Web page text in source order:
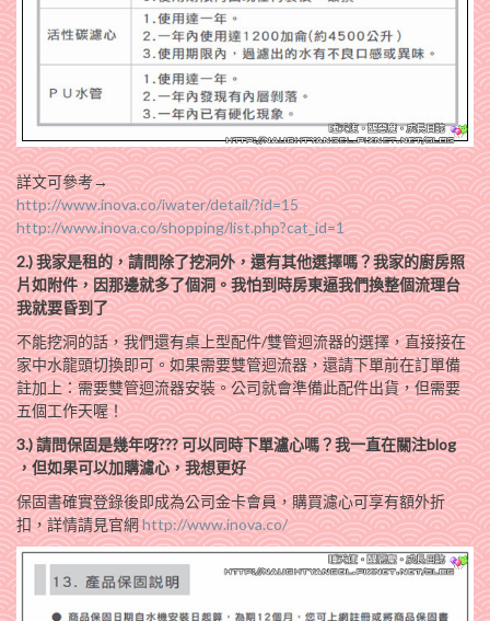
詳文可參考→
http://www.inova.co/iwater/detail/?id=15
http://www.inova.co/shopping/list.php?cat_id=1
2.) 我家是租的，請問除了挖洞外，還有其他選擇嗎？我家的廚房照
片如附件，因那邊就多了個洞。我怕到時房東逼我們換整個流理台
我就要昏到了
不能挖洞的話，我們還有桌上型配件/雙管迴流器的選擇，直接接在
家中水龍頭切換即可。如果需要雙管迴流器，還請下單前在訂單備
註加上：需要雙管迴流器安裝。公司就會準備此配件出貨，但需要
五個工作天喔！
3.) 請問保固是幾年呀??? 可以同時下單瀘心嗎？我一直在關注blog
，但如果可以加購濾心，我想更好
保固書確實登錄後即成為公司金卡會員，購買濾心可享有額外折
扣，詳情請見官網http://www.inova.co/